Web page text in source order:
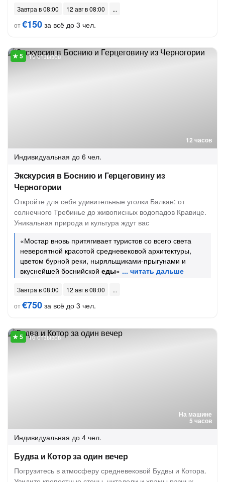
Завтра в 08:00
12 авг в 08:00
от€150 за всё до 3 чел.
12 часов
19 отзывов
Индивидуальная до 6 чел.
Экскурсия в Боснию и Герцеговину из
Черногории
Откройте для себя удивительные уголки Балкан: от
солнечного Требинье до живописных водопадов Кравице.
Уникальная природа и культура ждут вас
«Мостар вновь притягивает туристов со всего света
невероятной красотой средневековой архитектуры,
цветом бурной реки, ныряльщиками-прыгунами и
вкуснейшей боснийской еды»
Завтра в 08:00
12 авг в 08:00
от€750 за всё до 3 чел.
На машине
5 часов
16 отзывов
Индивидуальная до 4 чел.
Будва и Котор за один вечер
Погрузитесь в атмосферу средневековой Будвы и Котора.